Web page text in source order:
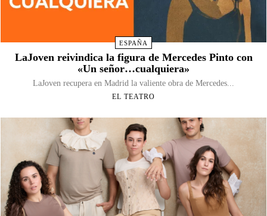
ESPAÑA
LaJoven reivindica la figura de Mercedes Pinto con
«Un señor…cualquiera»
LaJoven recupera en Madrid la valiente obra de Mercedes...
EL TEATRO